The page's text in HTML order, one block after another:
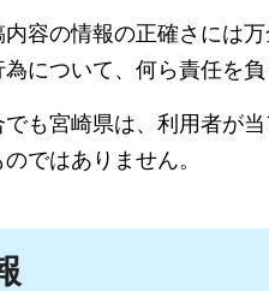
容の情報の正確さには
について、何ら責任を負
でも宮崎県は、利用者が
ではありません。